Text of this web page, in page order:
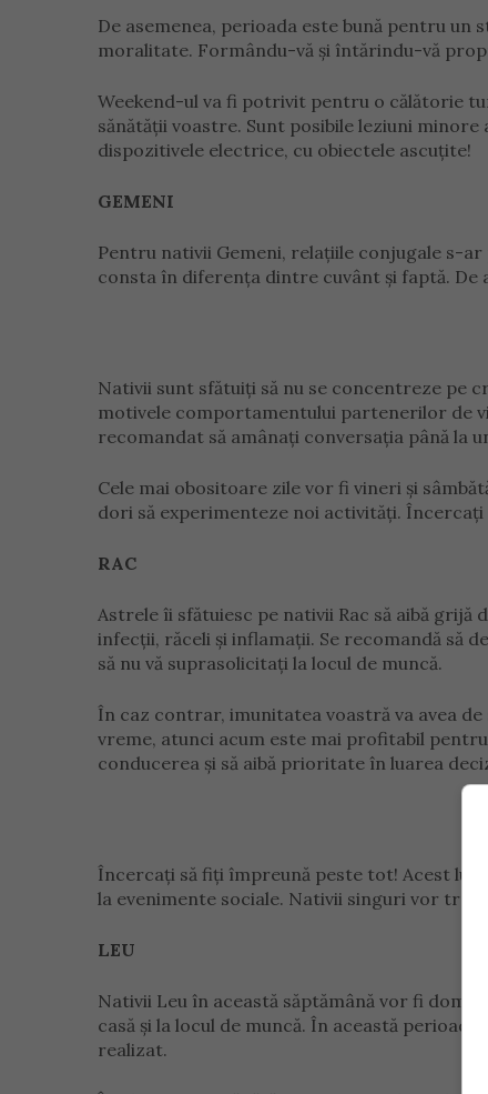
De asemenea, perioada este bună pentru
moralitate. Formându-vă și întărindu-vă
Weekend-ul va fi potrivit pentru o călătorie
sănătății voastre. Sunt posibile leziuni
dispozitivele electrice, cu obiectele ascuțite!
GEMENI
Pentru nativii Gemeni, relațiile conjugale s-
consta în diferența dintre cuvânt și faptă. De
Nativii sunt sfătuiți să nu se concentreze pe
motivele comportamentului partenerilor de
recomandat să amânați conversația până la
Cele mai obositoare zile vor fi vineri și
dori să experimenteze noi activități. Încercați
RAC
Astrele îi sfătuiesc pe nativii Rac să aibă grijă
infecții, răceli și inflamații. Se recomandă să
să nu vă suprasolicitați la locul de muncă.
În caz contrar, imunitatea voastră va avea
vreme, atunci acum este mai profitabil
conducerea și să aibă prioritate în luarea
Încercați să fiți împreună peste tot! Acest
la evenimente sociale. Nativii singuri vor
LEU
Nativii Leu în această săptămână vor fi
casă și la locul de muncă. În această
realizat.